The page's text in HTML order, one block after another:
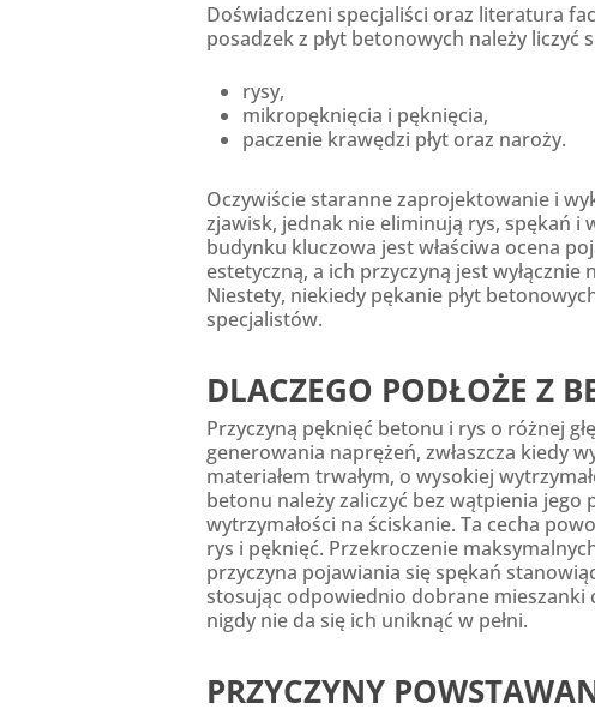
Doświadczeni specjaliści oraz literatura
posadzek z płyt betonowych należy
rysy,
mikropęknięcia i pęknięcia,
paczenie krawędzi płyt oraz naroży.
Oczywiście staranne zaprojektowanie i
zjawisk, jednak nie eliminują rys, spękań i
budynku kluczowa jest właściwa ocena
estetyczną, a ich przyczyną jest
Niestety, niekiedy pękanie płyt
specjalistów.
DLACZEGO PODŁOŻE Z
Przyczyną pęknięć betonu i rys o różnej
generowania naprężeń, zwłaszcza kiedy
materiałem trwałym, o wysokiej
betonu należy zaliczyć bez wątpienia
wytrzymałości na ściskanie. Ta cecha
rys i pęknięć. Przekroczenie
przyczyna pojawiania się spękań
stosując odpowiednio dobrane mieszanki
nigdy nie da się ich uniknąć w pełni.
PRZYCZYNY